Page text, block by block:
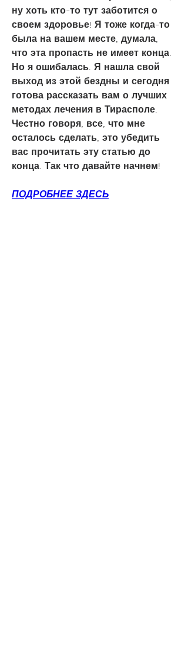
ну хоть кто-то тут заботится о
своем здоровье! Я тоже когда-то
была на вашем месте, думала,
что эта пропасть не имеет конца.
Но я ошибалась. Я нашла свой
выход из этой бездны и сегодня
готова рассказать вам о лучших
методах лечения в Тирасполе.
Честно говоря, все, что мне
осталось сделать, это убедить
вас прочитать эту статью до
конца. Так что давайте начнем!
ПОДРОБНЕЕ ЗДЕСЬ